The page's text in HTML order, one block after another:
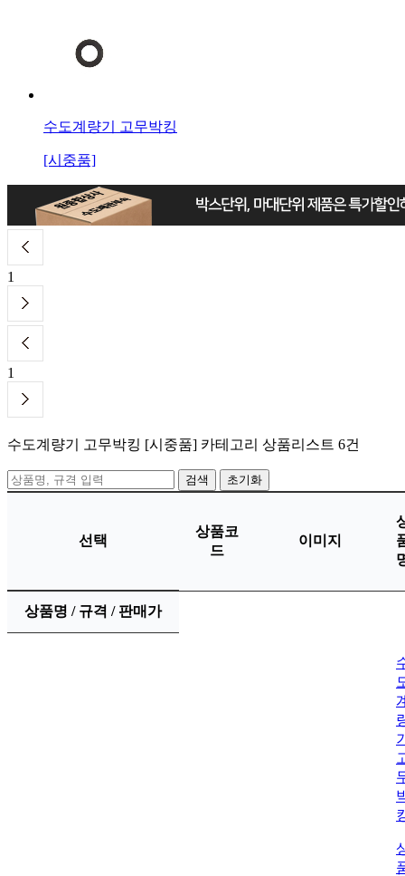
수도계량기 고무박킹
[시중품]
1
1
수도계량기 고무박킹 [시중품] 카테고리 상품리스트 6건
초기화
선택
상품코
드
이미지
상품명 / 규격 / 판매가